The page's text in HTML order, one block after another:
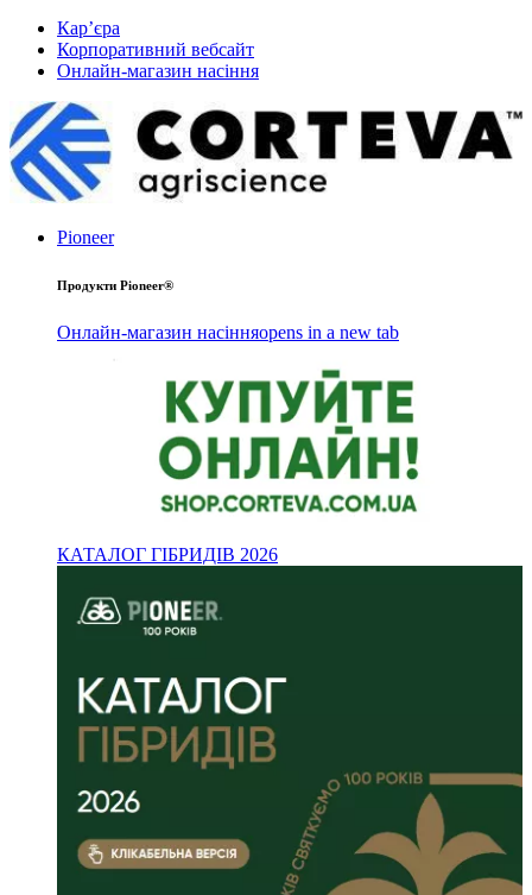
Кар’єра
Корпоративний вебсайт
Онлайн-магазин насіння
Pioneer
Продукти Pioneer®
Онлайн-магазин насінняopens in a new tab
КАТАЛОГ ГІБРИДІВ 2026